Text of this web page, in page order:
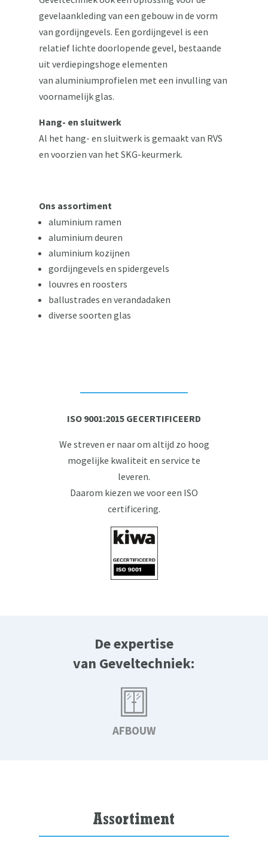
gevelaankleding van een gebouw in de vorm
van gordijngevels. Een gordijngevel is een
relatief lichte doorlopende gevel, bestaande
uit verdiepingshoge elementen
van aluminiumprofielen met een invulling van
voornamelijk glas.
Hang- en sluitwerk
Al het hang- en sluitwerk is gemaakt van RVS
en voorzien van het SKG-keurmerk.
Ons assortiment
aluminium ramen
aluminium deuren
aluminium kozijnen
gordijngevels en spidergevels
louvres en roosters
ballustrades en verandadaken
diverse soorten glas
ISO 9001:2015 GECERTIFICEERD
We streven er naar om altijd zo hoog
mogelijke kwaliteit en service te
leveren.
Daarom kiezen we voor een ISO
certificering.
De expertise
van Geveltechniek:
AFBOUW
Assortiment